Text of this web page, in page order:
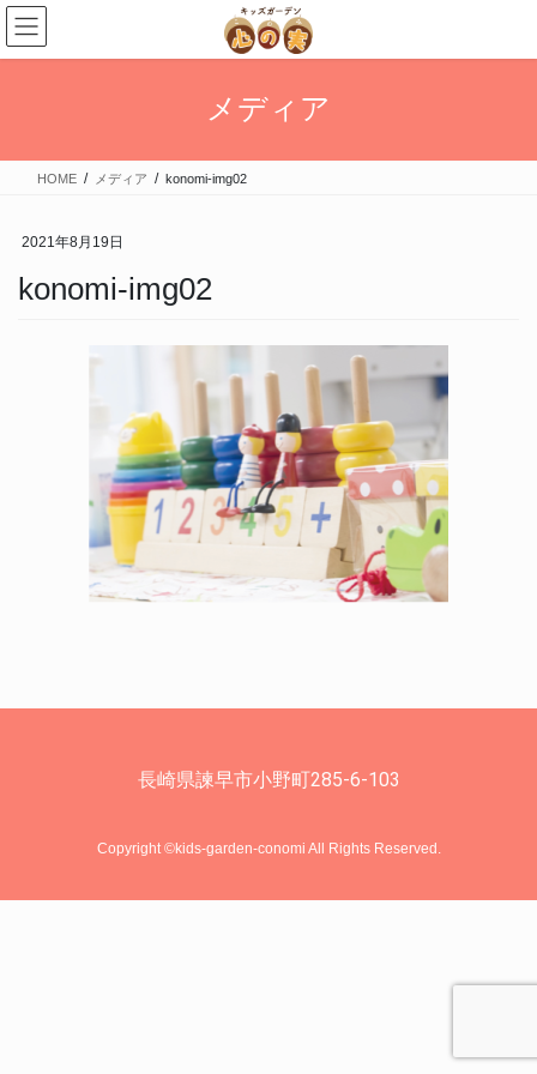
メディア
HOME メディア konomi-img02
2021年8月19日
konomi-img02
長崎県諫早市小野町285-6-103
Copyright ©kids-garden-conomi All Rights Reserved.